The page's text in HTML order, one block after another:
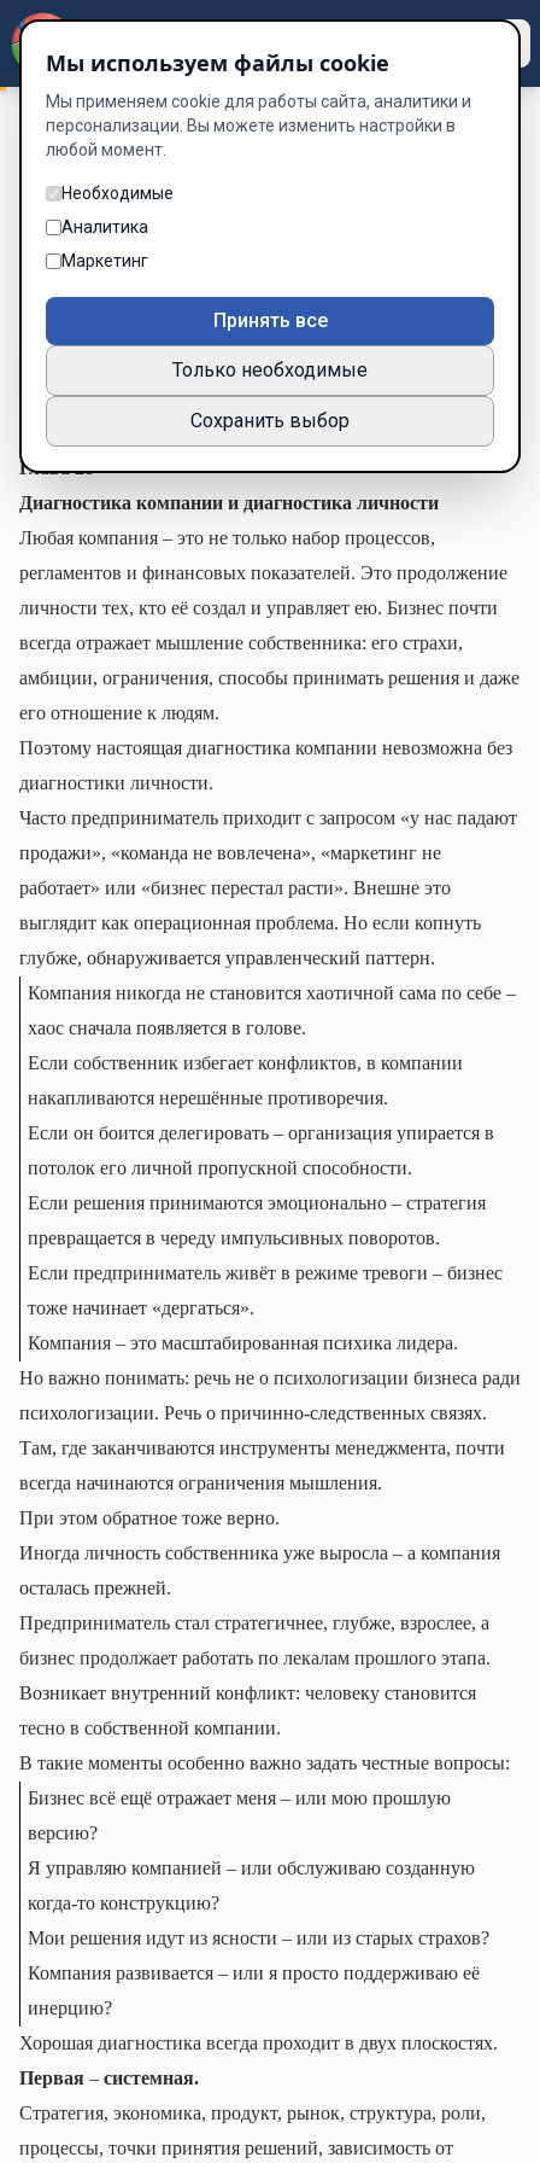
БИЗНЕС ПО МОДЕЛИ ПЕРФЕКЦИОНИСТА
Диагностика компании и диагностика личности
Глава 28. Диагностика компании
и диагностика личности
Глава 30 из 42
Шрифт
Глава 28
Диагностика компании и диагностика личности
Любая компания – это не только набор процессов,
регламентов и финансовых показателей. Это продолжение
личности тех, кто её создал и управляет ею. Бизнес почти
всегда отражает мышление собственника: его страхи,
амбиции, ограничения, способы принимать решения и даже
его отношение к людям.
Поэтому настоящая диагностика компании невозможна без
диагностики личности.
Часто предприниматель приходит с запросом «у нас падают
продажи», «команда не вовлечена», «маркетинг не
работает» или «бизнес перестал расти». Внешне это
выглядит как операционная проблема. Но если копнуть
глубже, обнаруживается управленческий паттерн.
Компания никогда не становится хаотичной сама по себе –
хаос сначала появляется в голове.
Если собственник избегает конфликтов, в компании
накапливаются нерешённые противоречия.
Если он боится делегировать – организация упирается в
потолок его личной пропускной способности.
Если решения принимаются эмоционально – стратегия
превращается в череду импульсивных поворотов.
Если предприниматель живёт в режиме тревоги – бизнес
тоже начинает «дергаться».
Компания – это масштабированная психика лидера.
Но важно понимать: речь не о психологизации бизнеса ради
психологизации. Речь о причинно-следственных связях.
Там, где заканчиваются инструменты менеджмента, почти
всегда начинаются ограничения мышления.
При этом обратное тоже верно.
Иногда личность собственника уже выросла – а компания
осталась прежней.
Предприниматель стал стратегичнее, глубже, взрослее, а
бизнес продолжает работать по лекалам прошлого этапа.
Возникает внутренний конфликт: человеку становится
тесно в собственной компании.
В такие моменты особенно важно задать честные вопросы:
Бизнес всё ещё отражает меня – или мою прошлую
версию?
Я управляю компанией – или обслуживаю созданную
когда-то конструкцию?
Мои решения идут из ясности – или из старых страхов?
Компания развивается – или я просто поддерживаю её
инерцию?
Хорошая диагностика всегда проходит в двух плоскостях.
Первая – системная.
Стратегия, экономика, продукт, рынок, структура, роли,
процессы, точки принятия решений, зависимость от
Мы используем файлы cookie
Мы применяем cookie для работы сайта, аналитики и
персонализации. Вы можете изменить настройки в
любой момент.
Необходимые
Аналитика
Маркетинг
Принять все
Только необходимые
Сохранить выбор